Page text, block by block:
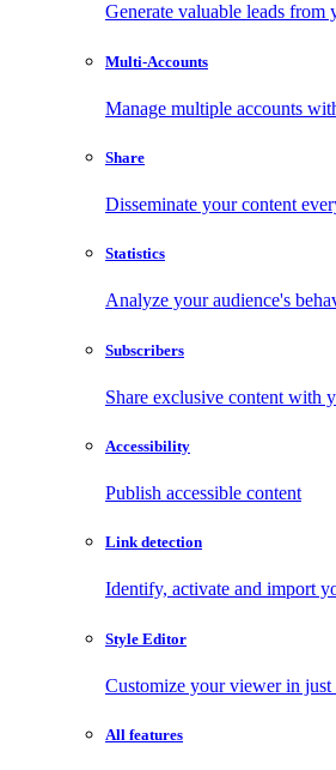
Generate valuable leads from
Multi-Accounts
Manage multiple accounts
Share
Disseminate your content
Statistics
Analyze your audience's
Subscribers
Share exclusive content with
Accessibility
Publish accessible content
Link detection
Identify, activate and import
Style Editor
Customize your viewer in
All features